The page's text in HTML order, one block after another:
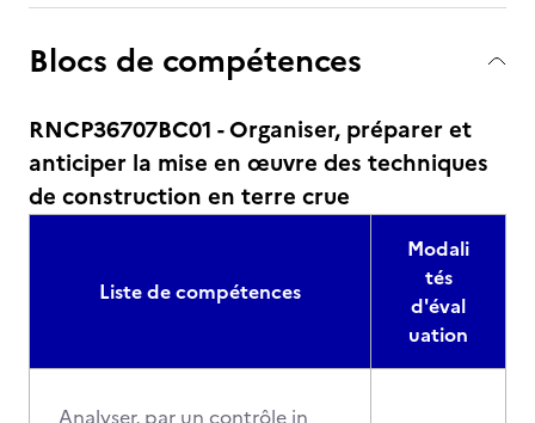
Blocs de compétences
RNCP36707BC01 - Organiser, préparer et
anticiper la mise en œuvre des techniques
de construction en terre crue
Liste de compétences
Modali
tés
d'éval
uation
Analyser, par un contrôle in